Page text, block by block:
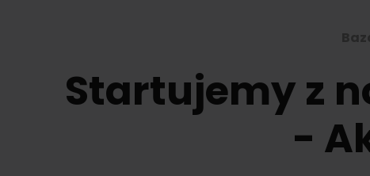
Startujemy z
-